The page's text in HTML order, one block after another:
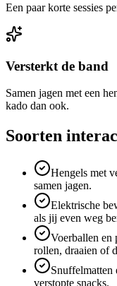
Een paar korte sessies
Versterkt de band
Samen jagen met een
kado dan ook.
Soorten
Hengels met
samen jagen.
Elektrische
als jij even weg
Voerballen en
rollen, draaien of
Snuffelmatten
verstopte snacks.